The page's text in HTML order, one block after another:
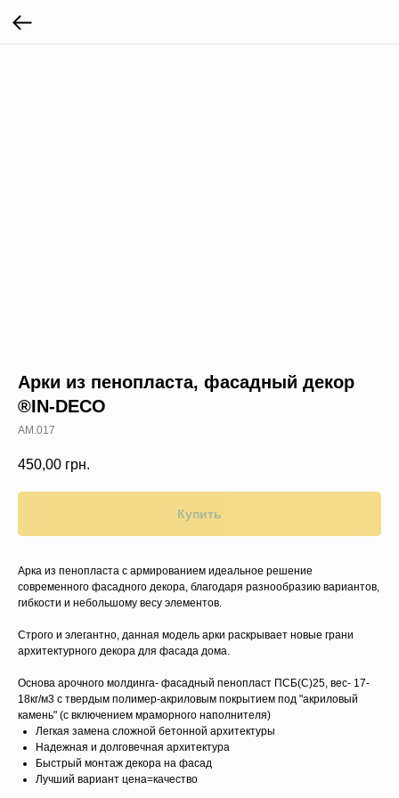
Арки из пенопласта, фасадный декор
®IN-DECO
AM.017
450,00 грн.
Купить
Арка из пенопласта с армированием идеальное решение
современного фасадного декора, благодаря разнообразию вариантов,
гибкости и небольшому весу элементов.
Строго и элегантно, данная модель арки раскрывает новые грани
архитектурного декора для фасада дома.
Основа арочного молдинга- фасадный пенопласт ПСБ(C)25, вес- 17-
18кг/м3 с твердым полимер-акриловым покрытием под "акриловый
камень" (с включением мраморного наполнителя)
Легкая замена сложной бетонной архитектуры
Надежная и долговечная архитектура
Быстрый монтаж декора на фасад
Лучший вариант цена=качество